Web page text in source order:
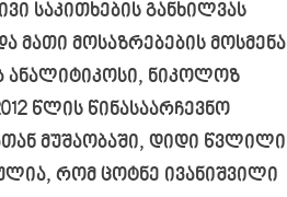
საკითხების განხილვას
მათი მოსაზრებების მოსმენა
ანალიტიკოსი, ნიკოლოზ
წლის წინასაარჩევნო
მუშაობაში, დიდი წვლილი
რომ ცოტნე ივანიშვილი